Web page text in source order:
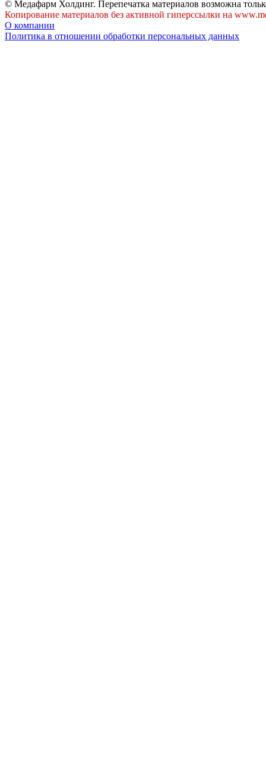
© Медафарм Холдинг. Перепечатка материалов возможна
Копирование материалов без активной гиперссылки на
О компании
Политика в отношении обработки персональных данных